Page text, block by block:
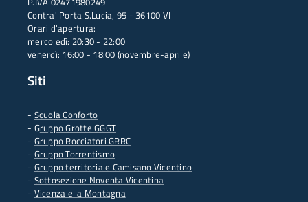
Contra' Porta S.Lucia, 95 - 36100 VI
Orari d'apertura:
mercoledì: 20:30 - 22:00
venerdì: 16:00 - 18:00 (novembre-aprile)
Siti
- Scuola Conforto
- Gruppo Grotte GGGT
- Gruppo Rocciatori GRRC
- Gruppo Torrentismo
- Gruppo territoriale Camisano Vicentino
- Sottosezione Noventa Vicentina
- Vicenza e la Montagna